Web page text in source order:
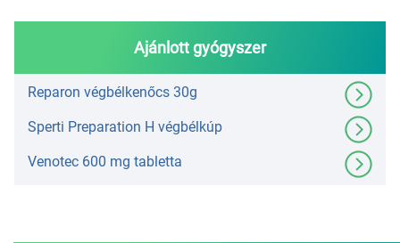
Ajánlott gyógyszer
Reparon végbélkenőcs 30g
Sperti Preparation H végbélkúp
Venotec 600 mg tabletta